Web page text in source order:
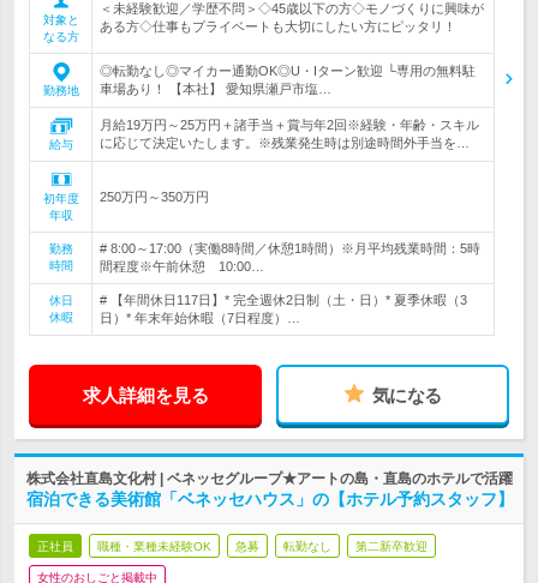
対象と
なる方
＜未経験歓迎／学歴不問＞◇45歳以下の方◇モノづくりに興味が
ある方◇仕事もプライベートも大切にしたい方にピッタリ！
勤務地
◎転勤なし◎マイカー通勤OK◎U・Iターン歓迎 └専用の無料駐
車場あり！ 【本社】 愛知県瀬戸市塩…
給与
月給19万円～25万円＋諸手当＋賞与年2回※経験・年齢・スキル
に応じて決定いたします。※残業発生時は別途時間外手当を…
初年度
年収
250万円～350万円
勤務
時間
# 8:00～17:00（実働8時間／休憩1時間）※月平均残業時間：5時
間程度※午前休憩 10:00…
休日
休暇
# 【年間休日117日】* 完全週休2日制（土・日）* 夏季休暇（3
日）* 年末年始休暇（7日程度）…
求人詳細を見る 気になる
株式会社直島文化村 | ベネッセグループ★アートの島・直島のホテルで活躍
宿泊できる美術館「ベネッセハウス」の【ホテル予約スタッフ】
正社員 職種・業種未経験OK 急募 転勤なし 第二新卒歓迎
女性のおしごと掲載中